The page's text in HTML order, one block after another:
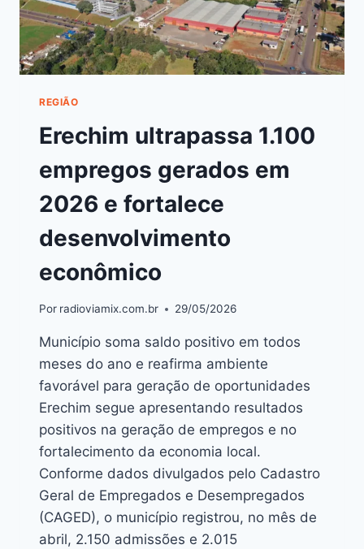
REGIÃO
Erechim ultrapassa 1.100
empregos gerados em
2026 e fortalece
desenvolvimento
econômico
Por radioviamix.com.br 29/05/2026
Município soma saldo positivo em todos
meses do ano e reafirma ambiente
favorável para geração de oportunidades
Erechim segue apresentando resultados
positivos na geração de empregos e no
fortalecimento da economia local.
Conforme dados divulgados pelo Cadastro
Geral de Empregados e Desempregados
(CAGED), o município registrou, no mês de
abril, 2.150 admissões e 2.015